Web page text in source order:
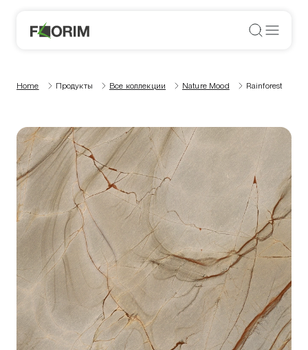
Home Продукты Все коллекции Nature Mood Rainforest